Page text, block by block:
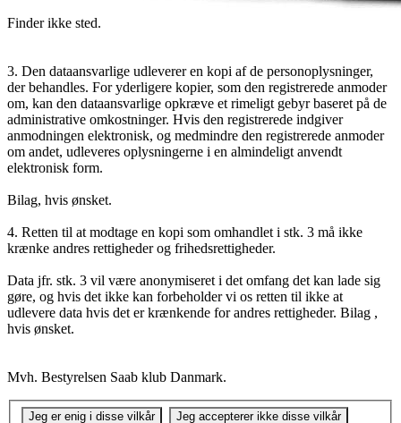
Finder ikke sted.
3. Den dataansvarlige udleverer en kopi af de personoplysninger,
der behandles. For yderligere kopier, som den registrerede anmoder
om, kan den dataansvarlige opkræve et rimeligt gebyr baseret på de
administrative omkostninger. Hvis den registrerede indgiver
anmodningen elektronisk, og medmindre den registrerede anmoder
om andet, udleveres oplysningerne i en almindeligt anvendt
elektronisk form.
Bilag, hvis ønsket.
4. Retten til at modtage en kopi som omhandlet i stk. 3 må ikke
krænke andres rettigheder og frihedsrettigheder.
Data jfr. stk. 3 vil være anonymiseret i det omfang det kan lade sig
gøre, og hvis det ikke kan forbeholder vi os retten til ikke at
udlevere data hvis det er krænkende for andres rettigheder. Bilag ,
hvis ønsket.
Mvh. Bestyrelsen Saab klub Danmark.